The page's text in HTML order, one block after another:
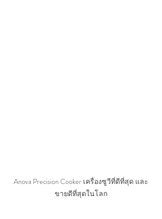
Anova Precision Cooker เครื่องซูวีที่ดีที่สุด และ
ขายดีที่สุดในโลก